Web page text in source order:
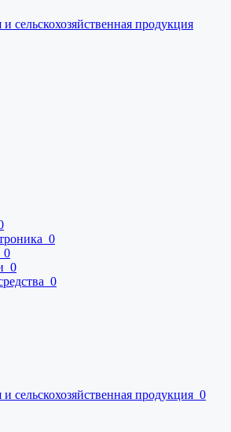
сельскохозяйственная продукция
0
0
0
0
сельскохозяйственная продукция 0